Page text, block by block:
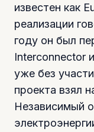
известен как
реализации
году он был
Interconnector
уже без
проекта взял
Независимый